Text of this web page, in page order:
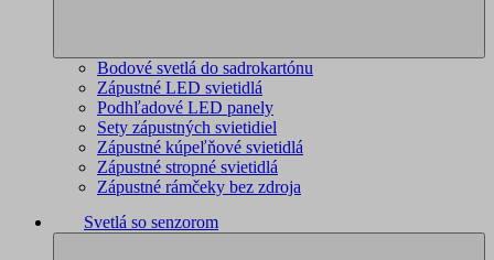
Bodové svetlá do sadrokartónu
Zápustné LED svietidlá
Podhľadové LED panely
Sety zápustných svietidiel
Zápustné kúpeľňové svietidlá
Zápustné stropné svietidlá
Zápustné rámčeky bez zdroja
Svetlá so senzorom